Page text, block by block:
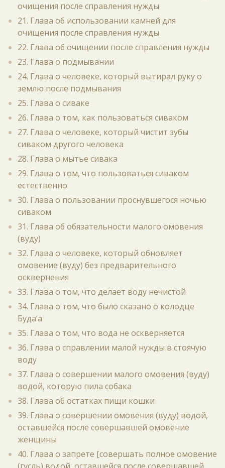
очищения после справления нужды
21. Глава об использовании камней для
очищения после справления нужды
22. Глава об очищении после справления нужды
23. Глава о подмывании
24. Глава о человеке, который вытирал руку о
землю после подмывания
25. Глава о сиваке
26. Глава о том, как пользоваться сиваком
27. Глава о человеке, который чистит зубы
сиваком другого человека
28. Глава о мытье сивака
29. Глава о том, что пользоваться сиваком
естественно
30. Глава о пользовании проснувшегося ночью
сиваком
31. Глава об обязательности малого омовения
(вуду)
32. Глава о человеке, который обновляет
омовение (вуду) без предварительного
осквернения
33. Глава о том, что делает воду нечистой
34. Глава о том, что было сказано о колодце
Буда‘а
35. Глава о том, что вода не оскверняется
36. Глава о справлении малой нужды в стоячую
воду
37. Глава о совершении малого омовения (вуду)
водой, которую пила собака
38. Глава об остатках пищи кошки
39. Глава о совершении омовения (вуду) водой,
оставшейся после совершавшей омовение
женщины
40. Глава о запрете [совершать полное омовение